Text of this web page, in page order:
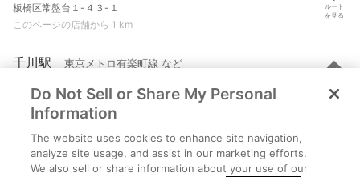
板橋区常盤台１-４３-１
このページの店舗から 1 km
ルート
を見る
千川駅 東京メトロ有楽町線 など
東京都豊島区要町三丁目10-7
このページの店舗から 1.3 km
ルート
を見る
小竹向原駅 西武有楽町線 など
東京都練馬区小竹町二丁目16-15
Do Not Sell or Share My Personal
Information
The website uses cookies to enhance site navigation,
analyze site usage, and assist in our marketing efforts.
We also sell or share information about your use of our